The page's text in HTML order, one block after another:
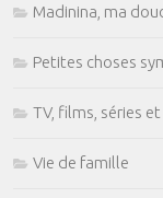
Madinina, ma
Petites choses
TV, films, séries
Vie de famille